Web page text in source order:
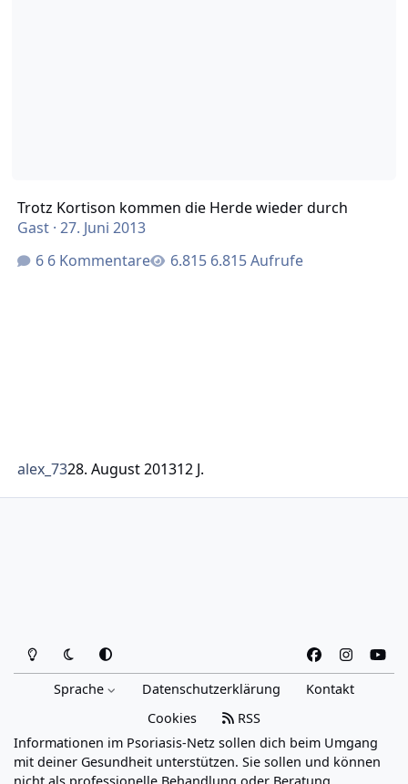
Trotz Kortison kommen die Herde wieder durch
Gast ·27. Juni 2013
6 Kommentare
6.815 Aufrufe
alex_7328. August 201312 J.
Heller ModusDunkler Modus
Systemeinstellung
a
b
o
n
s
a
g
o
u
b
Sprache Datenschutzerklärung
Kontakt
Cookies
RSS
Informationen im Psoriasis-Netz sollen dich beim Umgang
mit deiner Gesundheit unterstützen. Sie sollen und können